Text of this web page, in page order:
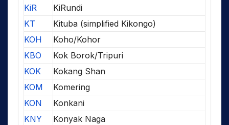
KiR
KiRundi
KT
Kituba (simplified Kikongo)
KOH
Koho/Kohor
KBO
Kok Borok/Tripuri
KOK
Kokang Shan
KOM
Komering
KON
Konkani
KNY
Konyak Naga